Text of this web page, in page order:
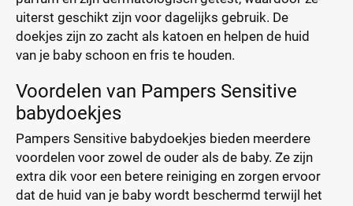
uiterst geschikt zijn voor dagelijks gebruik. De
doekjes zijn zo zacht als katoen en helpen de huid
van je baby schoon en fris te houden.
Voordelen van Pampers Sensitive
babydoekjes
Pampers Sensitive babydoekjes bieden meerdere
voordelen voor zowel de ouder als de baby. Ze zijn
extra dik voor een betere reiniging en zorgen ervoor
dat de huid van je baby wordt beschermd terwijl het